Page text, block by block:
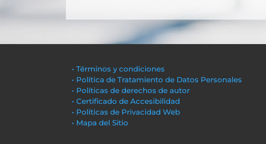
• Términos y condiciones
• Política de Tratamiento de Datos Personales
• Políticas de derechos de autor
• Certificado de Accesibilidad
• Políticas de Privacidad Web
• Mapa del Sitio